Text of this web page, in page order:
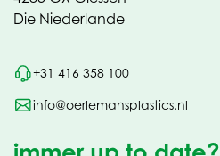
Die Niederlande
+31 416 358 100
info@oerlemansplastics.nl